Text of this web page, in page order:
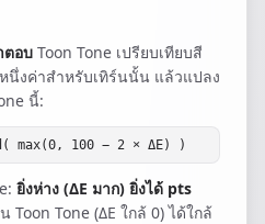
ตอบ Toon Tone เปรียบเทียบสี
นึ่งค่าสำหรับเทิร์นนั้น แล้วแปลง
นี้:
max(0, 100 − 2 × ΔE) )
ยิ่งห่าง (ΔE มาก) ยิ่งได้ pts
Toon Tone (ΔE ใกล้ 0) ได้ใกล้